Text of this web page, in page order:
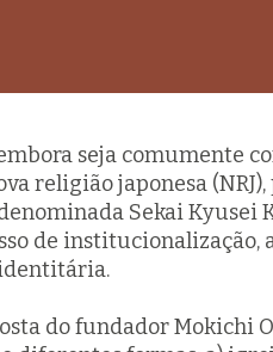
seja comumente
religião japonesa
Sekai Kyusei
de institucionalização,
do fundador Mokichi